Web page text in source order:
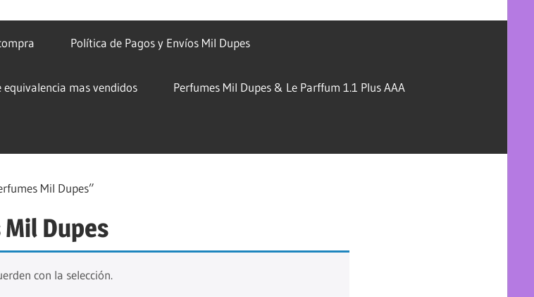
Política de Pagos y Envíos Mil Dupes
equivalencia mas vendidos Perfumes Mil Dupes & Le Parffum 1.1 Plus AAA
Mil Dupes”
Dupes
con la selección.